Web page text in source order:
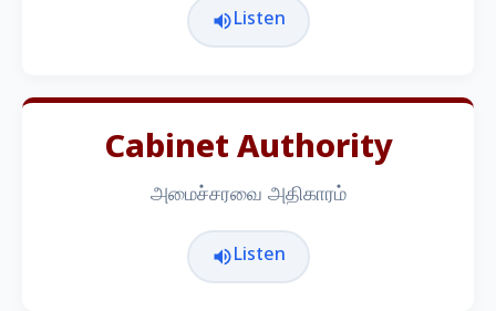
Listen
Cabinet Authority
அமைச்சரவை அதிகாரம்
Listen